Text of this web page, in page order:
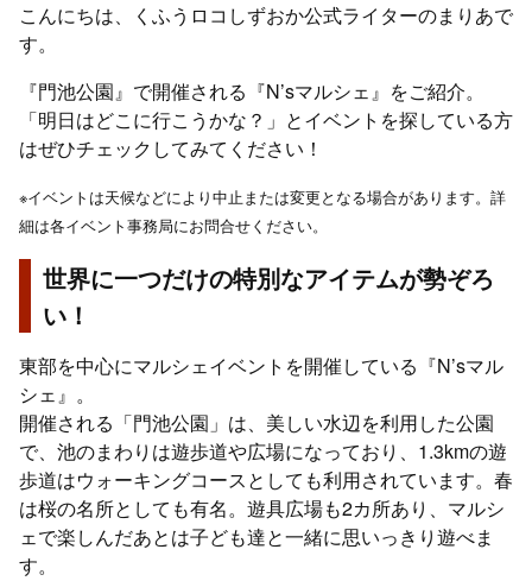
こんにちは、くふうロコしずおか公式ライターのまりあで
す。
『門池公園』で開催される『N’sマルシェ』をご紹介。
「明日はどこに行こうかな？」とイベントを探している方
はぜひチェックしてみてください！
※イベントは天候などにより中止または変更となる場合があります。詳
細は各イベント事務局にお問合せください。
世界に一つだけの特別なアイテムが勢ぞろ
い！
東部を中心にマルシェイベントを開催している『N’sマル
シェ』。
開催される「門池公園」は、美しい水辺を利用した公園
で、池のまわりは遊歩道や広場になっており、1.3kmの遊
歩道はウォーキングコースとしても利用されています。春
は桜の名所としても有名。遊具広場も2カ所あり、マルシ
ェで楽しんだあとは子ども達と一緒に思いっきり遊べま
す。